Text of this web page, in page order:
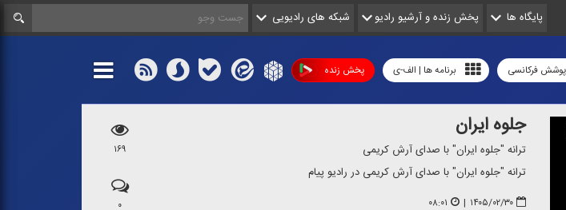
پایگاه ها پخش زنده و آرشیو رادیو شبکه های رادیویی
پخش زنده برنامه ها | الف-ی پوشش فرکانسی
جلوه ایران
ترانه "جلوه ایران" با صدای آرش كریمی
ترانه "جلوه ایران" با صدای آرش كریمی در رادیو پیام
۱۴۰۵/۰۲/۳۰ | ۰۸:۰۱
۱۶۹
۰